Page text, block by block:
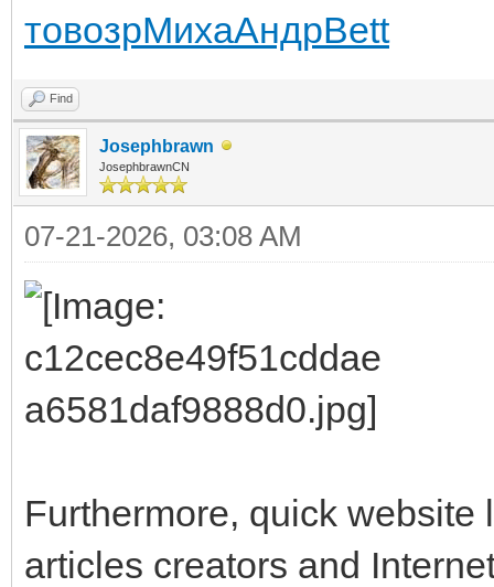
товозрМихаАндрBett
Find
Josephbrawn
JosephbrawnCN
07-21-2026, 03:08 AM
Furthermore, quick
articles creators and